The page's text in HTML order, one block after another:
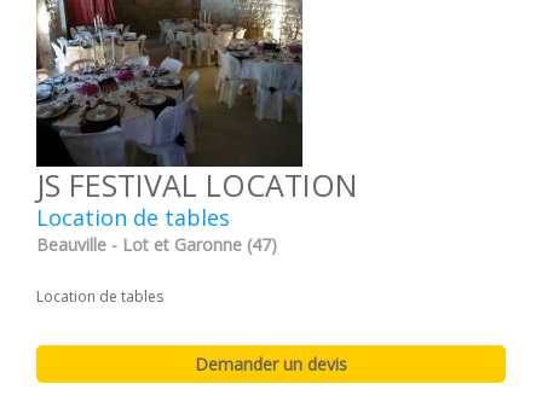
JS FESTIVAL LOCATION
Location de tables
Beauville - Lot et Garonne (47)
Location de tables